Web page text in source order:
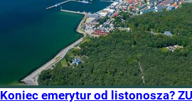
Koniec emerytur od listonosza?